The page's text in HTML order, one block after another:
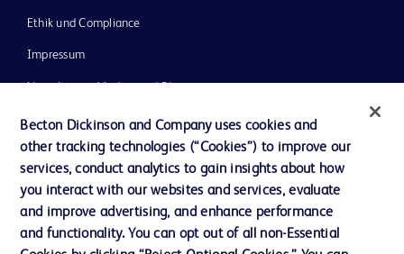
Ethik und Compliance
Impressum
Support
Unser Unternehmen
AGB
Becton Dickinson and Company uses cookies and
other tracking technologies (“Cookies”) to improve our
services, conduct analytics to gain insights about how
you interact with our websites and services, evaluate
and improve advertising, and enhance performance
and functionality. You can opt out of all non-Essential